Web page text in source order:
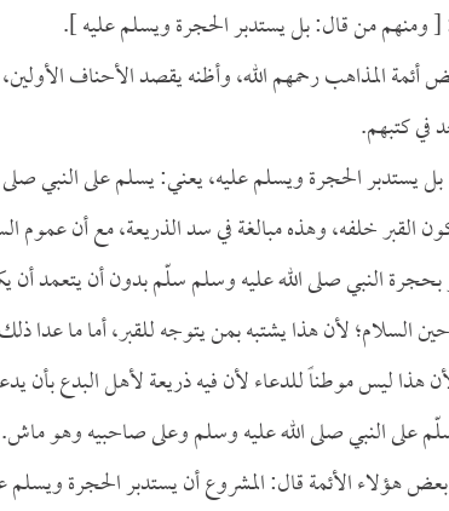
[ ومنهم من قال: بل يستدبر الحجرة ويسلم عليه ].
المذاهب رحمهم الله، وأظنه يقصد الأحناف
في كتبهم.
يستدبر الحجرة ويسلم عليه، يعني: يسلم على النبي صلى
القبر خلفه، وهذه مبالغة في سد الذريعة، مع أن عموم
بحجرة النبي صلى الله عليه وسلم سلّم بدون أن يتعمد أن
حين السلام؛ لأن هذا يشتبه بمن يتوجه للقبر، أما ما
هذا ليس موطناً للدعاء لأن فيه ذريعة لأهل البدع بأن
على النبي صلى الله عليه وسلم وعلى صاحبيه وهو ماش.
هؤلاء الأئمة قال: المشروع أن يستدبر الحجرة